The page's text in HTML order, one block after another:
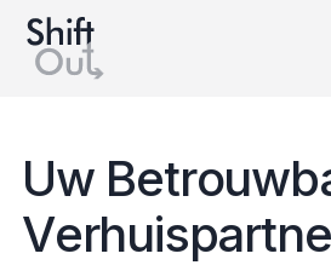
English version
Uw Betrouwb
Verhuispartne